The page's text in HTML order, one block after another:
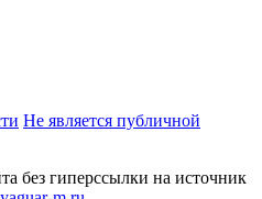
Не является публичной
без гиперссылки на источник